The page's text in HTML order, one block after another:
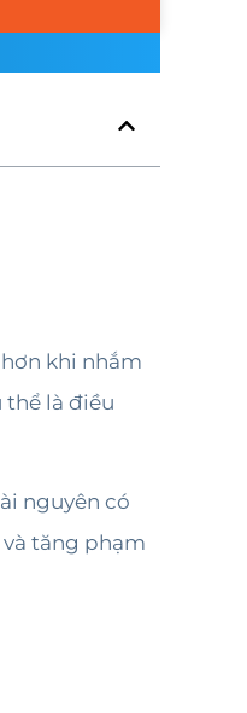
khi nhắm
thể là điều
nguyên có
tăng phạm